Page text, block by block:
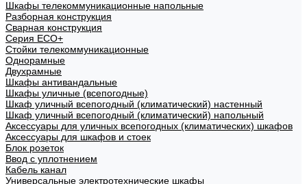
Шкафы телекоммуникационные напольные
Разборная конструкция
Сварная конструкция
Серия ECO+
Стойки телекоммуникационные
Однорамные
Двухрамные
Шкафы антивандальные
Шкафы уличные (всепогодные)
Шкаф уличный всепогодный (климатический) настенный
Шкаф уличный всепогодный (климатический) напольный
Аксессуары для уличных всепогодных (климатических) шкафов
Аксессуары для шкафов и стоек
Блок розеток
Ввод с уплотнением
Кабель канал
Универсальные электротехнические шкафы